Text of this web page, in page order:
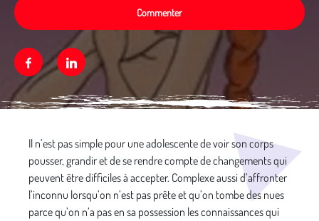
Commenter
FacebookLinkedin
Il n’est pas simple pour une adolescente de voir son corps
pousser, grandir et de se rendre compte de changements qui
peuvent être difficiles à accepter. Complexe aussi d’affronter
l’inconnu lorsqu’on n’est pas prête et qu’on tombe des nues
parce qu’on n’a pas en sa possession les connaissances qui